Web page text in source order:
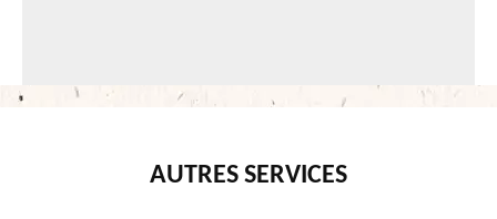
AUTRES SERVICES